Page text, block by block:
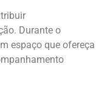
Durante o
espaço que ofereça